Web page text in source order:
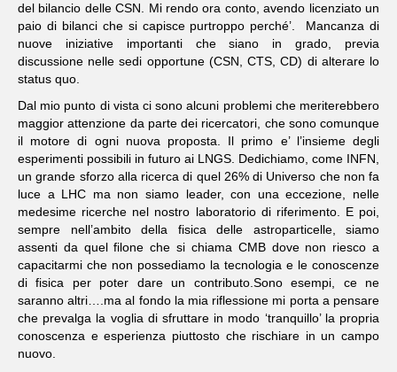
del bilancio delle CSN. Mi rendo ora conto, avendo licenziato un
paio di bilanci che si capisce purtroppo perché’. Mancanza di
nuove iniziative importanti che siano in grado, previa
discussione nelle sedi opportune (CSN, CTS, CD) di alterare lo
status quo.
Dal mio punto di vista ci sono alcuni problemi che meriterebbero
maggior attenzione da parte dei ricercatori, che sono comunque
il motore di ogni nuova proposta. Il primo e’ l’insieme degli
esperimenti possibili in futuro ai LNGS. Dedichiamo, come INFN,
un grande sforzo alla ricerca di quel 26% di Universo che non fa
luce a LHC ma non siamo leader, con una eccezione, nelle
medesime ricerche nel nostro laboratorio di riferimento. E poi,
sempre nell’ambito della fisica delle astroparticelle, siamo
assenti da quel filone che si chiama CMB dove non riesco a
capacitarmi che non possediamo la tecnologia e le conoscenze
di fisica per poter dare un contributo. Sono esempi, ce ne
saranno altri….ma al fondo la mia riflessione mi porta a pensare
che prevalga la voglia di sfruttare in modo ‘tranquillo’ la propria
conoscenza e esperienza piuttosto che rischiare in un campo
nuovo.